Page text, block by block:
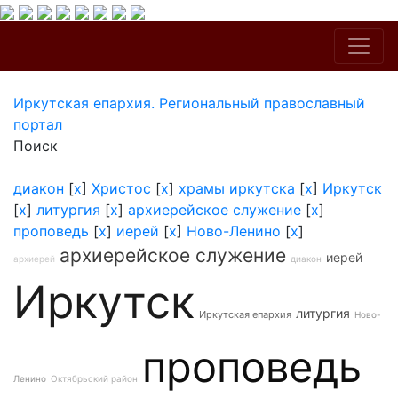
Иркутская епархия. Региональный православный
портал
Поиск
диакон [x] Христос [x] храмы иркутска [x] Иркутск
[x] литургия [x] архиерейское служение [x]
проповедь [x] иерей [x] Ново-Ленино [x]
архиерей архиерейское служение диакон иерей
Иркутск Иркутская епархия литургия Ново-
Ленино Октябрьский район проповедь